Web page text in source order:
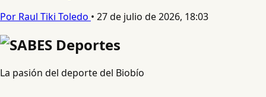
Por Raul Tiki Toledo • 27 de julio de 2026, 18:03
La pasión del deporte del Biobío